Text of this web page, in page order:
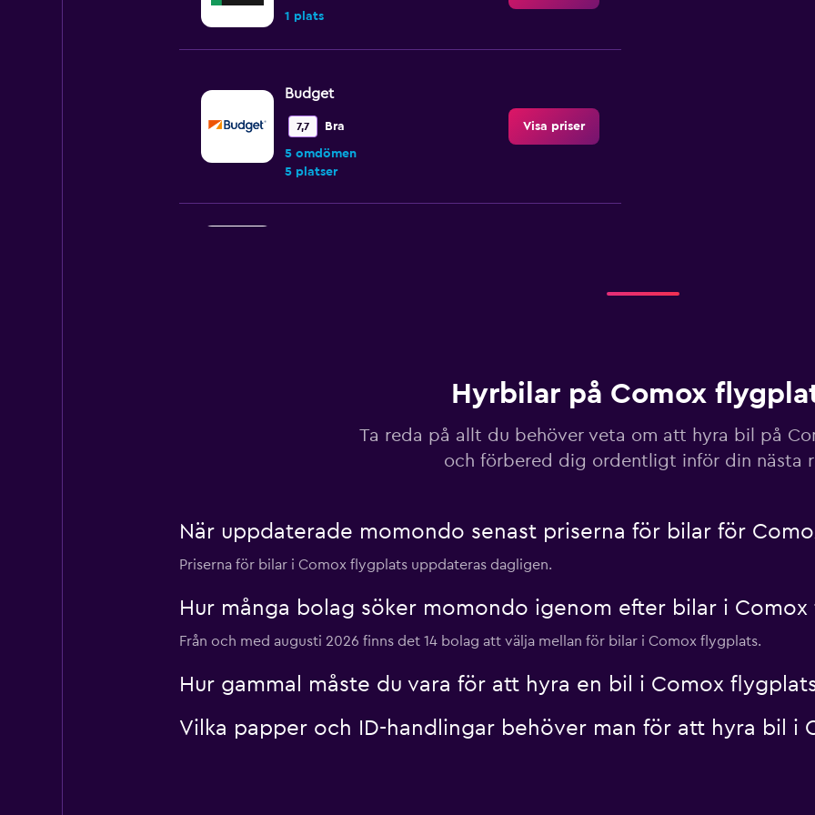
1 plats
Budget
7,7 Bra
5 omdömen
5 platser
Visa priser
Hyrbilar på Comox
Ta reda på allt du behöver veta om att hyra bil på
och förbered dig ordentligt inför din nästa
När uppdaterade momondo senast priserna för bilar för
Priserna för bilar i Comox flygplats uppdateras dagligen.
Hur många bolag söker momondo igenom efter bilar i Comox
Från och med augusti 2026 finns det 14 bolag att välja mellan för bilar i Comox flygplats.
Hur gammal måste du vara för att hyra en bil i Comox
Vilka papper och ID-handlingar behöver man för att hyra bil i